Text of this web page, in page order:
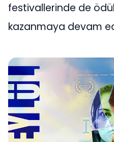
festivallerinde de
kazanmaya devam